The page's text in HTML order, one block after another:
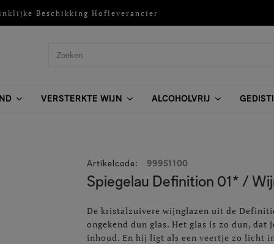
Beschikking Hofleverancier
VERSTERKTE WIJN ALCOHOLVRIJ
Artikelcode: 99951100
Spiegelau Definition 01* /
De kristalzuivere wijnglazen uit de
ongekend dun glas. Het glas is zo dun,
inhoud. En hij ligt als een veertje zo licht